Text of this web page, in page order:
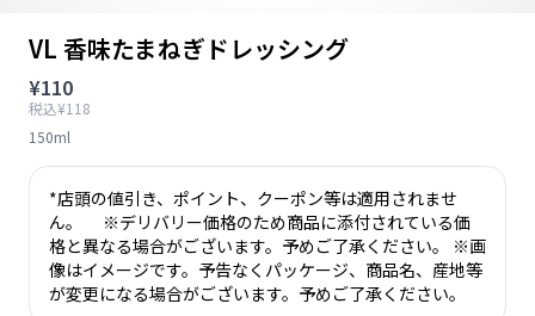
VL 香味たまねぎドレッシング
¥110
税込¥118
150ml
*店頭の値引き、ポイント、クーポン等は適用されませ
ん。 ※デリバリー価格のため商品に添付されている価
格と異なる場合がございます。予めご了承ください。 ※画
像はイメージです。予告なくパッケージ、商品名、産地等
が変更になる場合がございます。予めご了承ください。